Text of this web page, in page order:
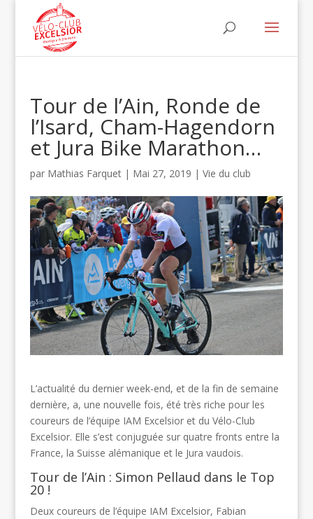
Tour de l’Ain, Ronde de
l’Isard, Cham-Hagendorn
et Jura Bike Marathon…
par Mathias Farquet| Mai 27, 2019 | Vie du club
L’actualité du dernier week-end, et de la fin de semaine
dernière, a, une nouvelle fois, été très riche pour les
coureurs de l’équipe IAM Excelsior et du Vélo-Club
Excelsior. Elle s’est conjuguée sur quatre fronts entre la
France, la Suisse alémanique et le Jura vaudois.
Tour de l’Ain : Simon Pellaud dans le Top
20 !
Deux coureurs de l’équipe IAM Excelsior, Fabian